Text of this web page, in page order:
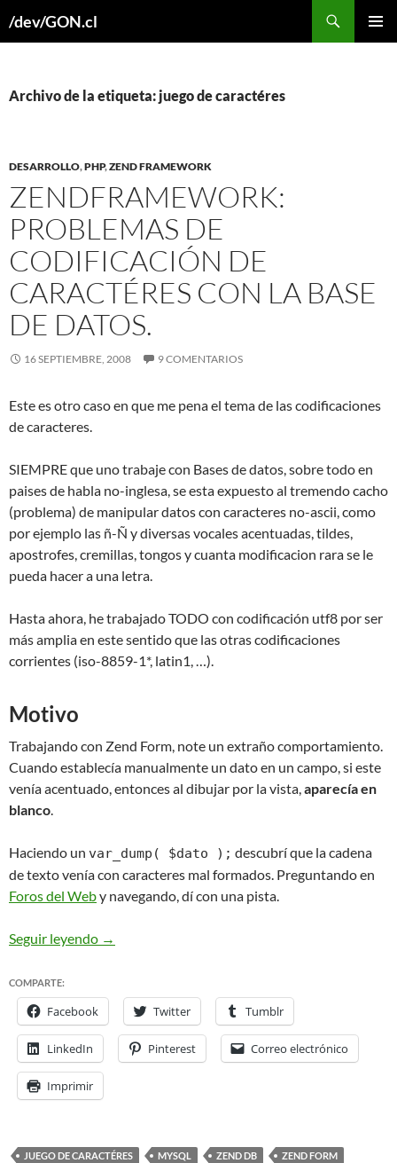
/dev/GON.cl
Archivo de la etiqueta: juego de caractéres
DESARROLLO,PHP,ZEND FRAMEWORK
ZENDFRAMEWORK:
PROBLEMAS DE
CODIFICACIÓN DE
CARACTÉRES CON LA BASE
DE DATOS.
16 SEPTIEMBRE, 2008 9 COMENTARIOS
Este es otro caso en que me pena el tema de las codificaciones
de caracteres.
SIEMPRE que uno trabaje con Bases de datos, sobre todo en
paises de habla no-inglesa, se esta expuesto al tremendo cacho
(problema) de manipular datos con caracteres no-ascii, como
por ejemplo las ñ-Ñ y diversas vocales acentuadas, tildes,
apostrofes, cremillas, tongos y cuanta modificacion rara se le
pueda hacer a una letra.
Hasta ahora, he trabajado TODO con codificación utf8 por ser
más amplia en este sentido que las otras codificaciones
corrientes (iso-8859-1*, latin1, …).
Motivo
Trabajando con Zend Form, note un extraño comportamiento.
Cuando establecía manualmente un dato en un campo, si este
venía acentuado, entonces al dibujar por la vista,aparecía en
blanco.
Haciendo un var_dump( $dato ); descubrí que la cadena
de texto venía con caracteres mal formados. Preguntando en
Foros del Weby navegando, dí con una pista.
Seguir leyendo ZendFramework: problemas de codificación de
→
COMPARTE:
Facebook Twitter Tumblr
LinkedIn Pinterest Correo electrónico
Imprimir
JUEGO DE CARACTÉRES MYSQL ZEND DB
ZEND FORM